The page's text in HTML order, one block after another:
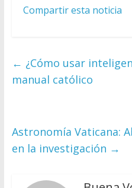
Compartir esta noticia
← ¿Cómo usar
manual católico
Astronomía Vaticana:
en la investigación →